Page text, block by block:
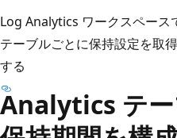
Log Analytics ワークスペース
テーブルごとに保持設定を取得
する
Analytics テ